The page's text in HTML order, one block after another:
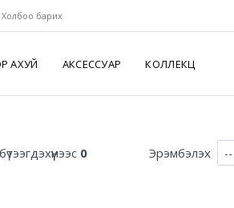
Холбоо барих
АХУЙ АКСЕССУАР КОЛЛЕКЦ
бүтээгдэхүүнээс 0 Эрэмбэлэх